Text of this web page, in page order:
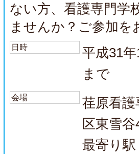
ない方、看護専門学
ませんか？ご参加
日時
平成31
まで
会場
荏原看
区東雪
最寄り